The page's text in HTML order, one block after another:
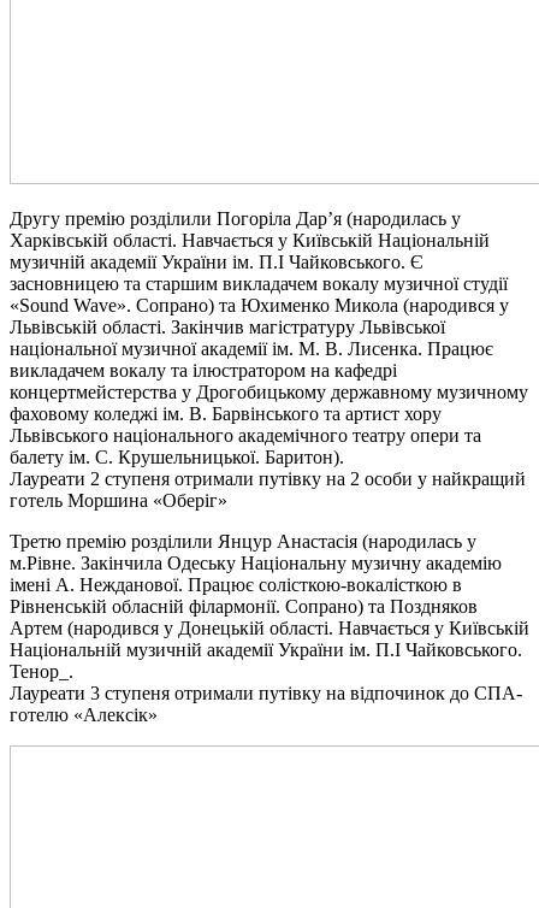
Другу премію розділили Погоріла Дар’я (народилась у
Харківській області. Навчається у Київській Національній
музичній академії України ім. П.І Чайковського. Є
засновницею та старшим викладачем вокалу музичної студії
«Sound Wave». Сопрано) та Юхименко Микола (народився у
Львівській області. Закінчив магістратуру Львівської
національної музичної академії ім. М. В. Лисенка. Працює
викладачем вокалу та ілюстратором на кафедрі
концертмейстерства у Дрогобицькому державному музичному
фаховому коледжі ім. В. Барвінського та артист хору
Львівського національного академічного театру опери та
балету ім. С. Крушельницької. Баритон).
Лауреати 2 ступеня отримали путівку на 2 особи у найкращий
готель Моршина «Оберіг»
Третю премію розділили Янцур Анастасія (народилась у
м.Рівне. Закінчила Одеську Національну музичну академію
імені А. Нежданової. Працює солісткою-вокалісткою в
Рівненській обласній філармонії. Сопрано) та Поздняков
Артем (народився у Донецькій області. Навчається у Київській
Національній музичній академії України ім. П.І Чайковського.
Тенор_.
Лауреати 3 ступеня отримали путівку на відпочинок до СПА-
готелю «Алексік»